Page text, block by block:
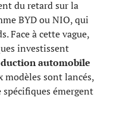
du retard sur la
BYD ou NIO, qui
Face à cette vague,
investissent
automobile
modèles sont lancés,
spécifiques émergent